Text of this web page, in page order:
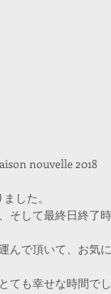
nouvelle 2018
した。
して最終日終了
んで頂いて、お気
も幸せな時間でし